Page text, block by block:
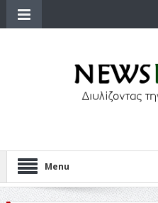
Menu